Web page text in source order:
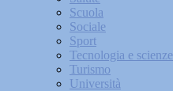
Scuola
Sociale
Sport
Tecnologia e scienze
Turismo
Università